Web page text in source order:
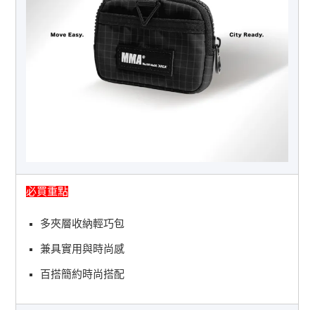
必買重點
多夾層收納輕巧包
兼具實用與時尚感
百搭簡約時尚搭配